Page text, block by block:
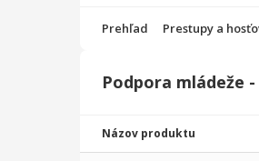
Prehľad Prestupy a
Podpora mládeže
Názov produktu